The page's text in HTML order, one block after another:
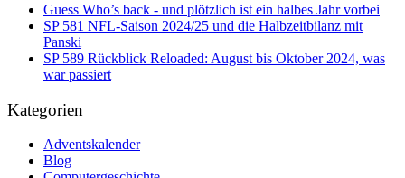
Guess Who’s back - und plötzlich ist ein halbes Jahr vorbei
SP 581 NFL-Saison 2024/25 und die Halbzeitbilanz mit
Panski
SP 589 Rückblick Reloaded: August bis Oktober 2024, was
war passiert
Kategorien
Adventskalender
Blog